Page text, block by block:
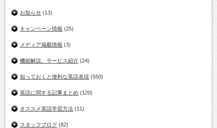
お知らせ (13)
キャンペーン情報 (25)
メディア掲載情報 (3)
機能解説、サービス紹介 (24)
知っておくと便利な英語表現 (550)
英語に関する記事まとめ (120)
オススメ英語学習方法 (11)
スタッフブログ (82)